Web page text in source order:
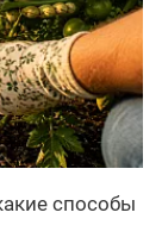
способы